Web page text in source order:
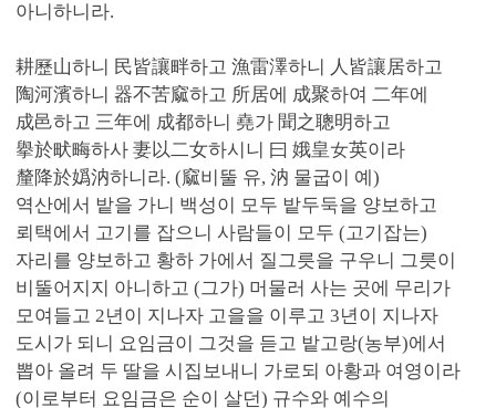
아니하니라.
耕歷山하니 民皆讓畔하고 漁雷澤하니 人皆讓居하고
陶河濱하니 器不苦窳하고 所居에 成聚하여 二年에
成邑하고 三年에 成都하니 堯가 聞之聰明하고
擧於畎畮하사 妻以二女하시니 曰 娥皇女英이라
釐降於嬀汭하니라. (窳비뚤 유, 汭 물굽이 예)
역산에서 밭을 가니 백성이 모두 밭두둑을 양보하고
뢰택에서 고기를 잡으니 사람들이 모두 (고기잡는)
자리를 양보하고 황하 가에서 질그릇을 구우니 그릇이
비뚤어지지 아니하고 (그가) 머물러 사는 곳에 무리가
모여들고 2년이 지나자 고을을 이루고 3년이 지나자
도시가 되니 요임금이 그것을 듣고 밭고랑(농부)에서
뽑아 올려 두 딸을 시집보내니 가로되 아황과 여영이라
(이로부터 요임금은 순이 살던) 규수와 예수의